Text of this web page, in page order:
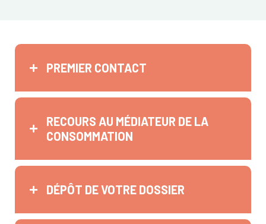
PREMIER CONTACT
RECOURS AU MÉDIATEUR DE LA
CONSOMMATION
DÉPÔT DE VOTRE DOSSIER